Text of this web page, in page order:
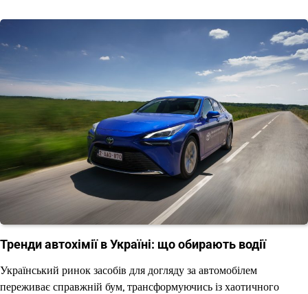
Тренди автохімії в Україні: що обирають водії
Український ринок засобів для догляду за автомобілем
переживає справжній бум, трансформуючись із хаотичного